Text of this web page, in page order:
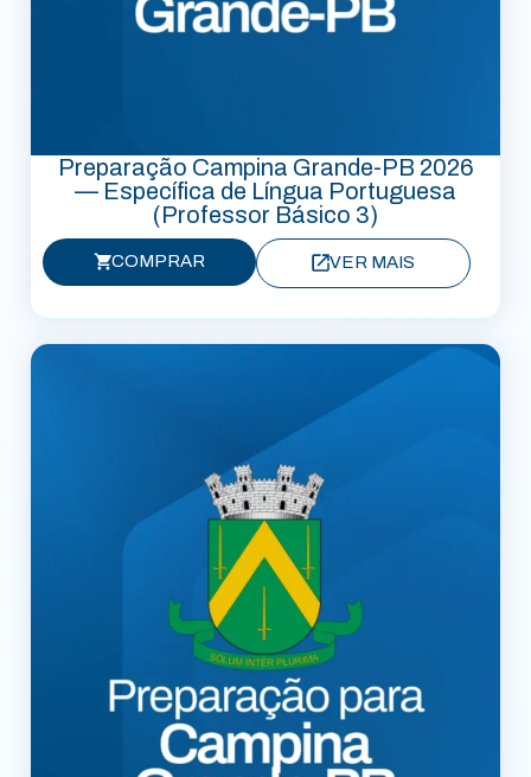
Preparação Campina Grande-PB 2026
— Específica de Língua Portuguesa
(Professor Básico 3)
COMPRAR VER MAIS